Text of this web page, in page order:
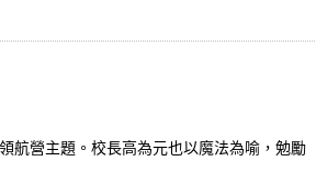
航營主題。校長高為元也以魔法為喻，勉勵